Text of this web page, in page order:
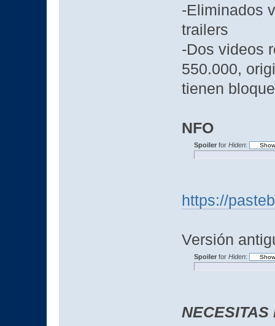
-Eliminados
trailers
-Dos videos
550.000,
tienen
NFO
Spoilerfor Hiden:
https://
Versión
Spoilerfor Hiden:
NECESITAS